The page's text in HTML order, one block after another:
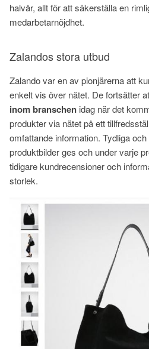
halvår, allt för att säkerställa en
medarbetarnöjdhet.
Zalandos stora utbud
Zalando var en av pionjärerna att
enkelt vis över nätet. De fortsätter
inom branschen idag när det
produkter via nätet på ett
omfattande information. Tydliga
produktbilder ges och under varje
tidigare kundrecensioner och
storlek.